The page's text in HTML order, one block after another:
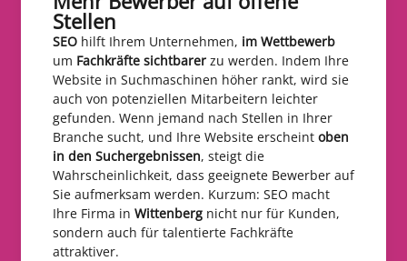
Stellen​
SEO hilft Ihrem Unternehmen, im Wettbewerb
um Fachkräfte sichtbarer zu werden. Indem Ihre
Website in Suchmaschinen höher rankt, wird sie
auch von potenziellen Mitarbeitern leichter
gefunden. Wenn jemand nach Stellen in Ihrer
Branche sucht, und Ihre Website erscheint oben
in den Suchergebnissen, steigt die
Wahrscheinlichkeit, dass geeignete Bewerber auf
Sie aufmerksam werden. Kurzum: SEO macht
Ihre Firma in Wittenberg nicht nur für Kunden,
sondern auch für talentierte Fachkräfte
attraktiver.